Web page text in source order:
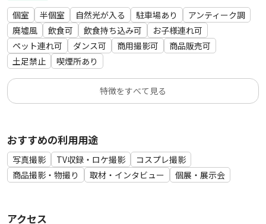
・スーパークランプ
・エレンクリップ
・パーマセルテープなど
個室 半個室 自然光が入る 駐車場あり
アンティーク調
廃墟風
飲食可 飲食持ち込み可
お子様連れ可
ペット連れ可
ダンス可 商用撮影可
商品販売可
土足禁止
喫煙所あり
特徴をすべて見る
おすすめの利用用途
写真撮影 TV収録・ロケ撮影
コスプレ撮影
商品撮影・物撮り
取材・インタビュー 個展・展示会
アクセス